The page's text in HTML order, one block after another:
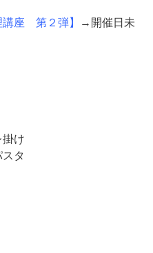
講座 第２弾】
→開催日未
掛け
タ